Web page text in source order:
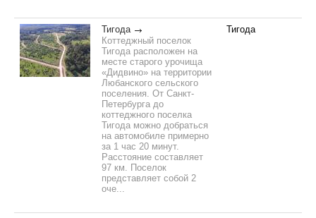
Тигода
Коттеджный поселок
Тигода расположен на
месте старого урочища
«Дидвино» на территории
Любанского сельского
поселения. От Санкт-
Петербурга до
коттеджного поселка
Тигода можно добраться
на автомобиле примерно
за 1 час 20 минут.
Расстояние составляет
97 км. Поселок
представляет собой 2
оче...
Тигода